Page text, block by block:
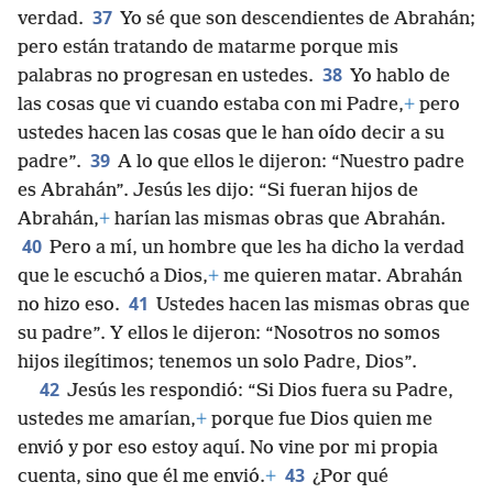
verdad. 37 Yo sé que son descendientes de Abrahán;
pero están tratando de matarme porque mis
palabras no progresan en ustedes. 38 Yo hablo de
las cosas que vi cuando estaba con mi Padre,+ pero
ustedes hacen las cosas que le han oído decir a su
padre”. 39 A lo que ellos le dijeron: “Nuestro padre
es Abrahán”. Jesús les dijo: “Si fueran hijos de
Abrahán,+ harían las mismas obras que Abrahán.
40 Pero a mí, un hombre que les ha dicho la verdad
que le escuchó a Dios,+ me quieren matar. Abrahán
no hizo eso. 41 Ustedes hacen las mismas obras que
su padre”. Y ellos le dijeron: “Nosotros no somos
hijos ilegítimos; tenemos un solo Padre, Dios”.
42 Jesús les respondió: “Si Dios fuera su Padre,
ustedes me amarían,+ porque fue Dios quien me
envió y por eso estoy aquí. No vine por mi propia
cuenta, sino que él me envió.+ 43 ¿Por qué